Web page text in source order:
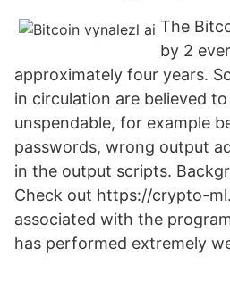
The
by 2
approximately four years.
in circulation are believed
unspendable, for example
passwords, wrong output
in the output scripts.
Check out https://crypto-
associated with the
has performed extremely